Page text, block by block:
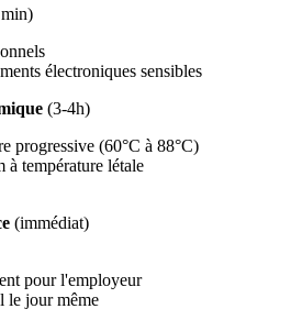
électroniques sensibles
(3-4h)
progressive (60°C à 88°C)
température létale
(immédiat)
pour l'employeur
le jour même